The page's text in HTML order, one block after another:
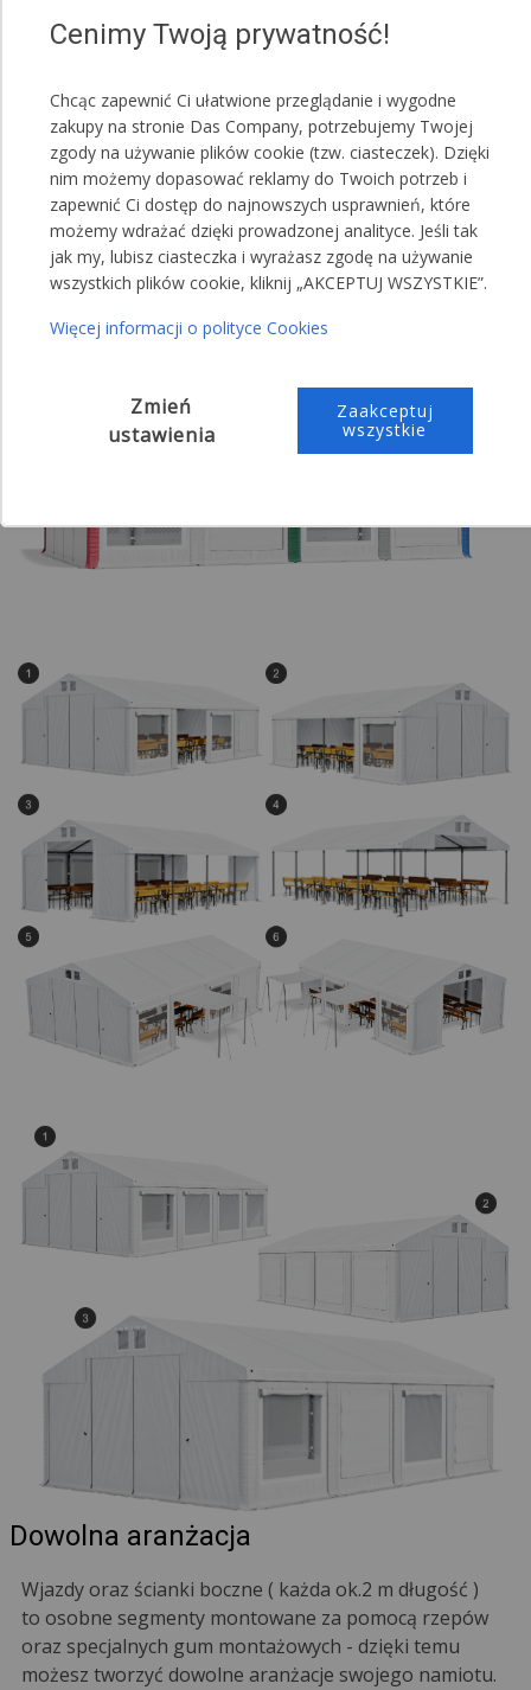
UWAGA!
maskownic.
Przykładowa treść wiadomości do sprzedającego:
,,Proszę o przesłanie maskownic koloru
zielonego"
,,Proszę o przesłanie maskownic koloru: 5
zielonego, 4 czerwonego i 1 niebieskiego"
Dowolna aranżacja
Wjazdy oraz ścianki boczne ( każda ok.2 m długość )
to osobne segmenty montowane za pomocą rzepów
oraz specjalnych gum montażowych - dzięki temu
możesz tworzyć dowolne aranżacje swojego namiotu.
Cenimy Twoją prywatność!
Chcąc zapewnić Ci ułatwione przeglądanie i wygodne
zakupy na stronie Das Company, potrzebujemy Twojej
zgody na używanie plików cookie (tzw. ciasteczek). Dzięki
nim możemy dopasować reklamy do Twoich potrzeb i
zapewnić Ci dostęp do najnowszych usprawnień, które
możemy wdrażać dzięki prowadzonej analityce. Jeśli tak
jak my, lubisz ciasteczka i wyrażasz zgodę na używanie
wszystkich plików cookie, kliknij „AKCEPTUJ WSZYSTKIE”.
Więcej informacji o polityce Cookies
Zmień
ustawienia
Zaakceptuj
wszystkie